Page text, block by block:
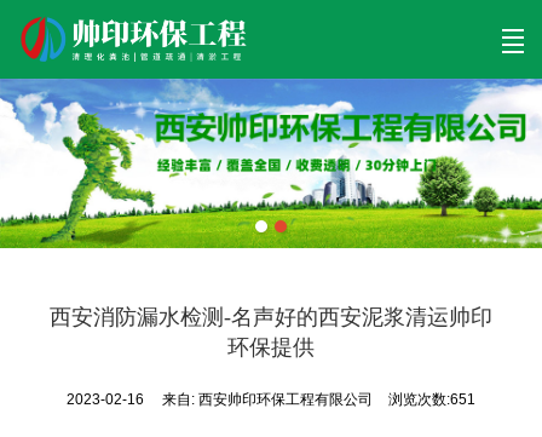
首页 清理工程 清淤工程 污泥工程 清淤检测
西安消防漏水检测-名声好的西安泥浆清运帅印
环保提供
2023-02-16 来自:西安帅印环保工程有限公司 浏览次数:651